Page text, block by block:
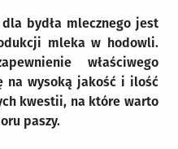
bydła mlecznego jest
mleka w hodowli.
właściwego
na wysoką jakość i ilość
kwestii, na które warto
paszy.